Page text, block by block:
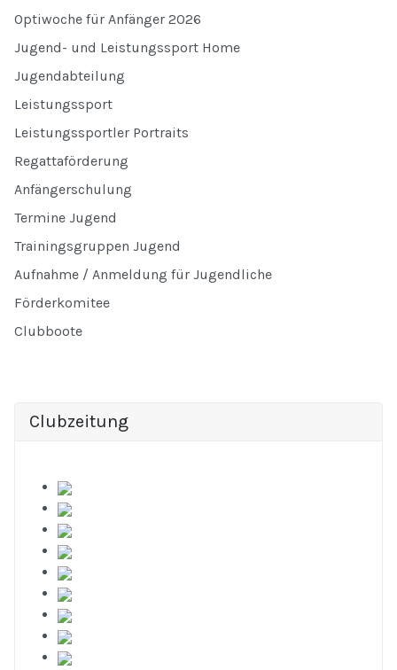
Optiwoche für Anfänger 2026
Jugend- und Leistungssport Home
Jugendabteilung
Leistungssport
Leistungssportler Portraits
Regattaförderung
Anfängerschulung
Termine Jugend
Trainingsgruppen Jugend
Aufnahme / Anmeldung für Jugendliche
Förderkomitee
Clubboote
Clubzeitung